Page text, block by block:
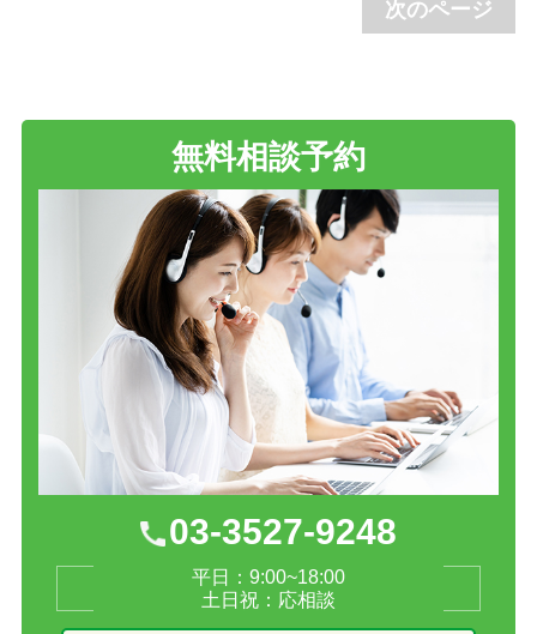
無料相談予約
03-3527-9248
平日：9:00~18:00
土日祝：応相談
次のページ